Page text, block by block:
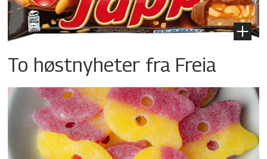
To høstnyheter fra Freia